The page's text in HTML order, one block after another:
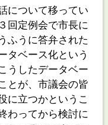
について移ってい
回定例会で市長に
ふうに答弁された
タベース化という
うしたデータベー
とが、市議会の皆
に立つかというこ
わってから検討に